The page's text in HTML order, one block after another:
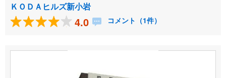
ＫＯＤＡヒルズ新小岩
4.0 コメント（1件）